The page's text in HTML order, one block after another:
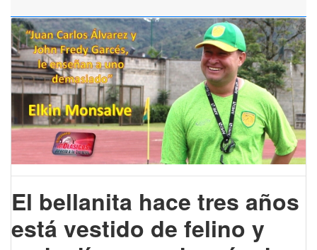
El bellanita hace tres años
está vestido de felino y